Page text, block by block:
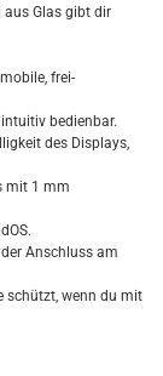
aus Glas gibt dir
frei­
bedienbar.
des Displays,
mit 1 mm
Anschluss am
schützt, wenn du mit